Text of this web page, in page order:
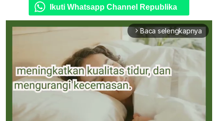
Ikuti Whatsapp Channel Republika
arrow_forward_ios Baca selengkapnya